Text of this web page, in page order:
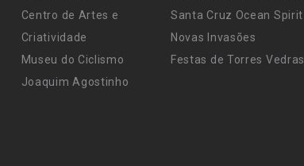
Centro de Artes e
Criatividade
Museu do Ciclismo
Joaquim Agostinho
Santa Cruz Ocean Spirit
Novas Invasões
Festas de Torres Vedras